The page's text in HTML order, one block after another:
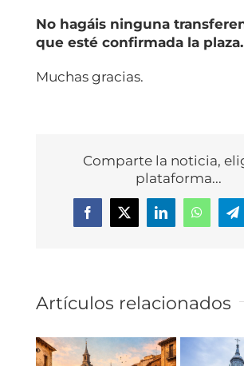
No hagáis ninguna
que esté confirmada la plaza.
Muchas gracias.
Comparte la noticia,
plataforma...
Facebook
X LinkedInWhatsApp
Artículos relacionados